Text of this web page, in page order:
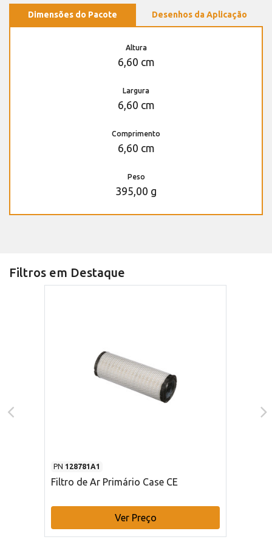
Dimensões do Pacote Desenhos da Aplicação
Altura
6,60 cm
Largura
6,60 cm
Comprimento
6,60 cm
Peso
395,00 g
Filtros em Destaque
PN 128781A1
Filtro de Ar Primário Case CE
Ver Preço